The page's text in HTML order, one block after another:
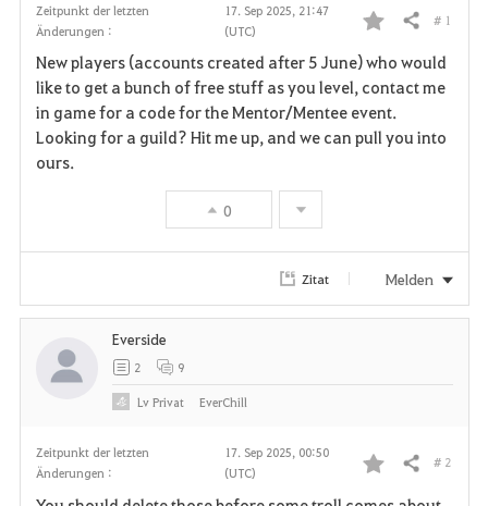
Zeitpunkt der letzten
Änderungen :
17. Sep 2025, 21:47
(UTC)
F
a
v
i
n
Teilen # 1
New players (accounts created after 5 June) who would
like to get a bunch of free stuff as you level, contact me
in game for a code for the Mentor/Mentee event.
Looking for a guild? Hit me up, and we can pull you into
ours.
0
Zitat Melden
Zeitpunkt der letzten
Änderungen :
17. Sep 2025, 00:50
(UTC)
F
Teilen # 2
Everside
2 9
LvPrivat EverChill